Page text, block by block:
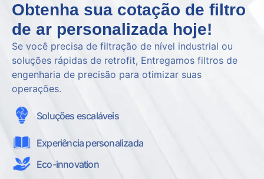
Obtenha sua cotação de filtro
de ar personalizada hoje!
Se você precisa de filtração de nível industrial ou
soluções rápidas de retrofit, Entregamos filtros de
engenharia de precisão para otimizar suas
operações.
Soluções escaláveis
Experiência personalizada
Eco-innovation